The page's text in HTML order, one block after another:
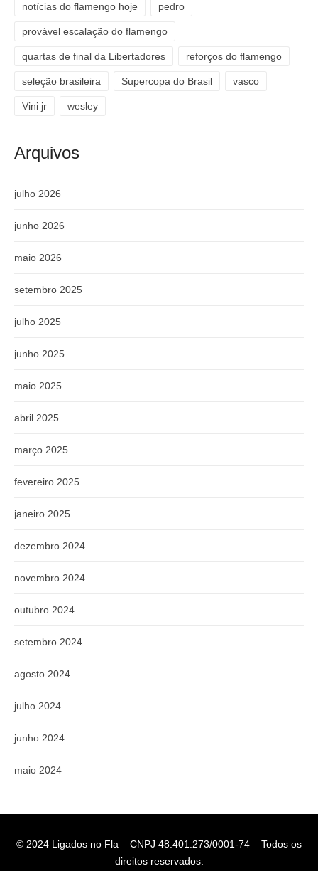
notícias do flamengo hoje pedro
provável escalação do flamengo
quartas de final da Libertadores reforços do flamengo
seleção brasileira Supercopa do Brasil vasco
Vini jr wesley
Arquivos
julho 2026
junho 2026
maio 2026
setembro 2025
julho 2025
junho 2025
maio 2025
abril 2025
março 2025
fevereiro 2025
janeiro 2025
dezembro 2024
novembro 2024
outubro 2024
setembro 2024
agosto 2024
julho 2024
junho 2024
maio 2024
© 2024 Ligados no Fla – CNPJ 48.401.273/0001-74 – Todos os
direitos reservados.